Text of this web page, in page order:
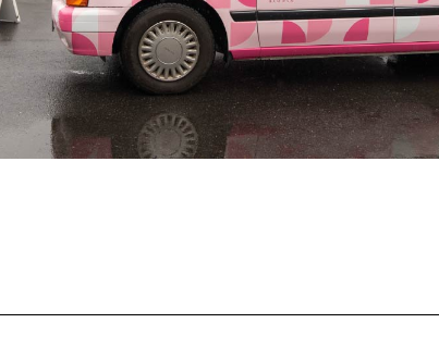
せとうちのおいしいシリーズ
生スフレ ふわり～ぬ
せとうちの果実 チューハイ
第6回 瀬戸内市/備前市/和気町/赤磐市 第5回
第4回 倉敷市/玉野市/浅口市/里庄町
第2回 真庭市/新庄村 第1回